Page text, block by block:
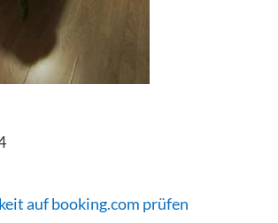
auf booking.com prüfen